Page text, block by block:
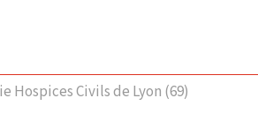
Civils de Lyon (69)